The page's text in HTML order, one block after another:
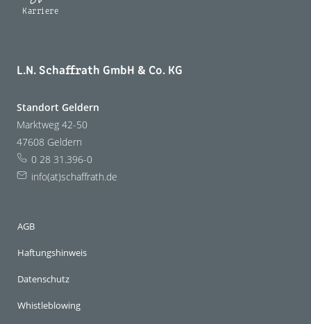
Karriere
L.N. Schaffrath GmbH & Co. KG
Standort Geldern
Marktweg 42-50
47608 Geldern
0 28 31.396-0
info(at)schaffrath.de
AGB
Haftungshinweis
Datenschutz
Whistleblowing